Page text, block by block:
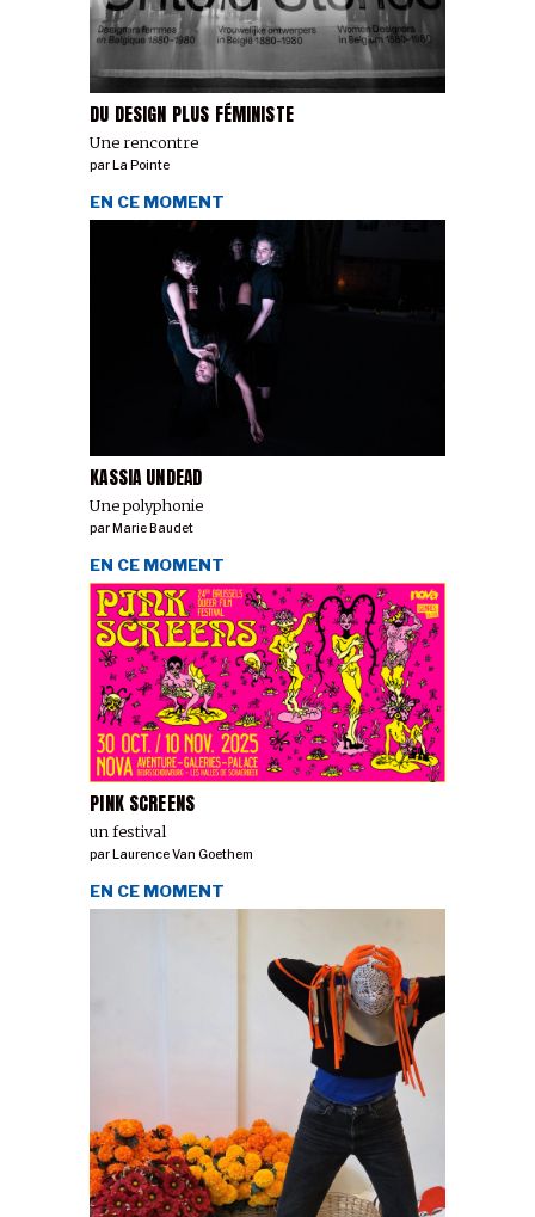
DU DESIGN PLUS FÉMINISTE
Une rencontre
parLa Pointe
KASSIA UNDEAD
Une polyphonie
EN CE MOMENT
parMarie Baudet
PINK SCREENS
un festival
EN CE MOMENT
par Laurence Van Goethem
EN CE MOMENT